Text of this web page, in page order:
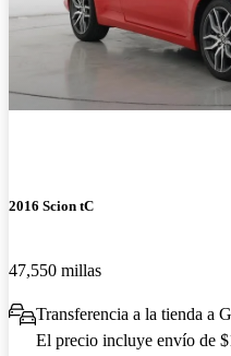
2016 Scion tC
47,550 millas
Transferencia a la tienda a
El precio incluye envío de